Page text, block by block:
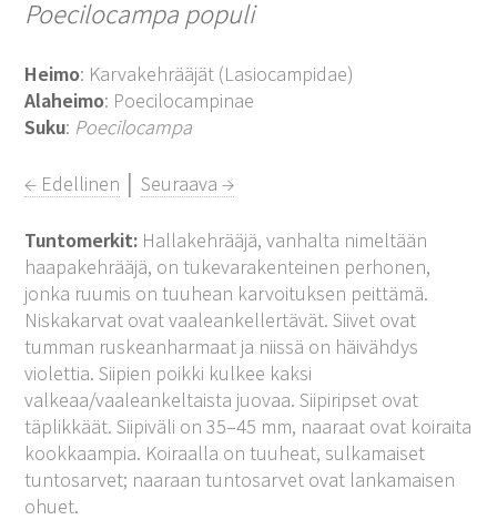
Poecilocampa populi
Heimo: Karvakehrääjät (Lasiocampidae)
Alaheimo: Poecilocampinae
Suku: Poecilocampa
← Edellinen │Seuraava →
Tuntomerkit: Hallakehrääjä, vanhalta nimeltään
haapakehrääjä, on tukevarakenteinen perhonen,
jonka ruumis on tuuhean karvoituksen peittämä.
Niskakarvat ovat vaaleankellertävät. Siivet ovat
tumman ruskeanharmaat ja niissä on häivähdys
violettia. Siipien poikki kulkee kaksi
valkeaa/vaaleankeltaista juovaa. Siipiripset ovat
täplikkäät. Siipiväli on 35–45 mm, naaraat ovat koiraita
kookkaampia. Koiraalla on tuuheat, sulkamaiset
tuntosarvet; naaraan tuntosarvet ovat lankamaisen
ohuet.